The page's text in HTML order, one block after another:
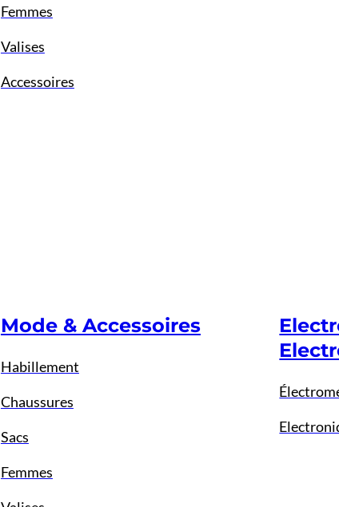
Femmes
Valises
Accessoires
Mode & Accessoires
Habillement
Chaussures
Sacs
Femmes